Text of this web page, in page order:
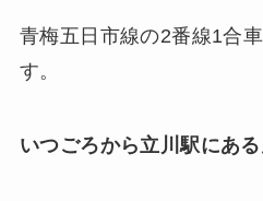
青梅五日市線の2番線1合
す。
いつごろから立川駅にあ